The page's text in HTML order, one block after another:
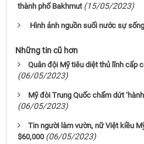
thành phố Bakhmut (15/05/2023)
Hình ảnh nguồn suối nước sự sống
Những tin cũ hơn
Quân đội Mỹ tiêu diệt thủ lĩnh cấp
(06/05/2023)
Mỹ đòi Trung Quốc chấm dứt
(06/05/2023)
Tin người làm vườn, nữ Việt kiều
$60,000 (06/05/2023)